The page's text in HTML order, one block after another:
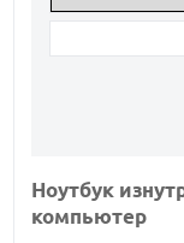
Ноутбук
компьютер